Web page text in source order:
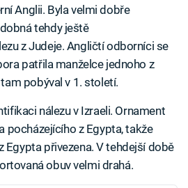
Anglii. Byla velmi dobře
tehdy ještě
z Judeje. Angličtí odborníci se
patřila manželce jednoho z
pobýval v 1. století.
nálezu v Izraeli. Ornament
pocházejícího z Egypta, takže
Egypta přivezena. V tehdejší době
obuv velmi drahá.